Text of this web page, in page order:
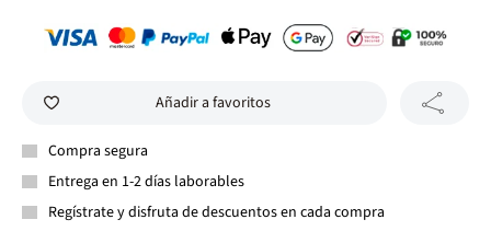
Añadir a favoritos
Compra segura
Entrega en 1-2 días laborables
Regístrate y disfruta de descuentos en cada compra